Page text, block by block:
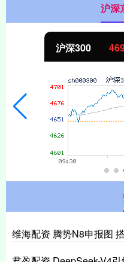
沪深
沪深300
维海配资 腾势N8申报图